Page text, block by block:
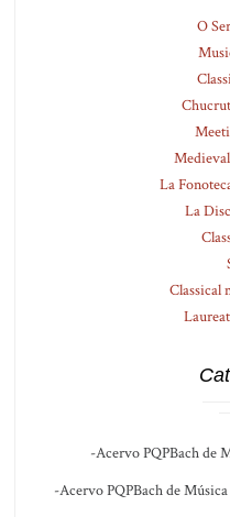
O
La
La
Classical
-Acervo PQPBach de
-Acervo PQPBach de